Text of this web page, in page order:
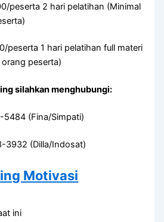
peserta 2 hari pelatihan (Minimal
peserta 1 hari pelatihan full materi
peserta)
silahkan menghubungi:
(Fina/Simpati)
3932 (Dilla/Indosat)
Motivasi
ini